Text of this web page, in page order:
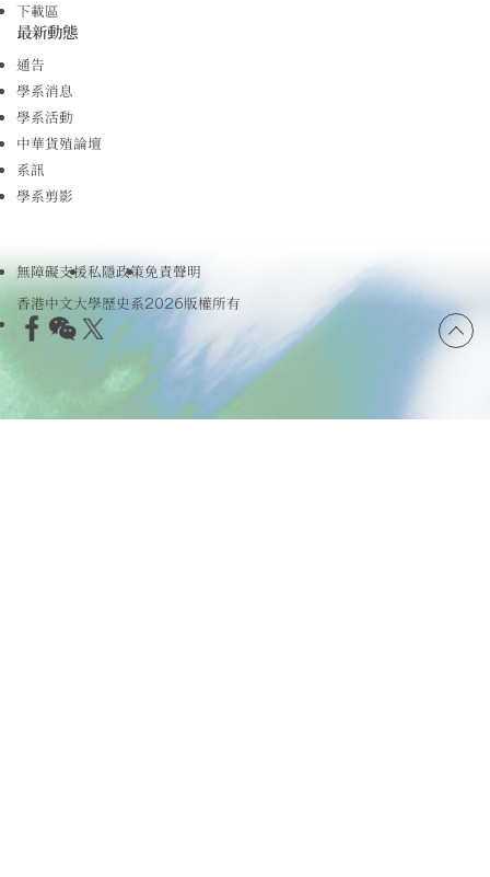
下載區
最新動態
通告
學系消息
學系活動
中華貨殖論壇
系訊
學系剪影
無障礙支援私隱政策免責聲明
香港中文大學歷史系2026版權所有